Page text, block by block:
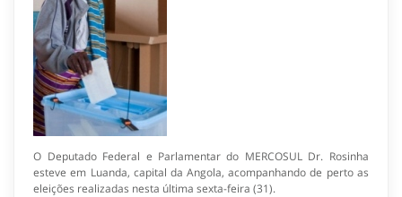
O Deputado Federal e Parlamentar do MERCOSUL Dr. Rosinha
esteve em Luanda, capital da Angola, acompanhando de perto as
eleições realizadas nesta última sexta-feira (31).